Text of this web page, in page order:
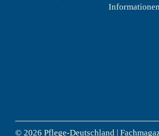
© 2026 Pflege-Deutschland |